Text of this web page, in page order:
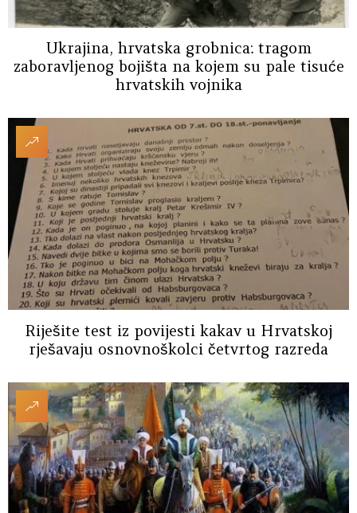
Ukrajina, hrvatska grobnica: tragom
zaboravljenog bojišta na kojem su pale tisuće
hrvatskih vojnika
Riješite test iz povijesti kakav u Hrvatskoj
rješavaju osnovnoškolci četvrtog razreda